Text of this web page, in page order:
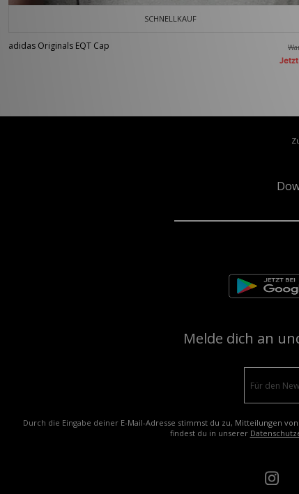
SCHNELLKAUF
adidas Originals EQT Cap
Jetzt
Melde dich an
Durch die Eingabe deiner E-Mail-Adresse stimmst du zu, Mitteilungen
findest du in unserer